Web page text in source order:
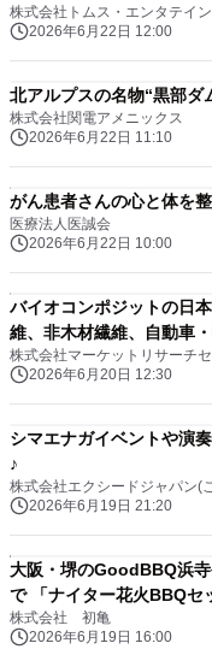
株式会社トムス・エンタテイ
2026年6月22日 12:00
北アルプスの名物“黒部ダ
株式会社関電アメニックス
2026年6月22日 11:10
がん患者さんの心と体を
医療法人医誠会
2026年6月22日 10:00
バイオコンポジットの日
維、非木材繊維、自動車
株式会社マーケットリサーチ
2026年6月20日 12:30
シマエナガイベントや演
♪
株式会社エクシードジャパン(
2026年6月19日 21:20
大阪・堺のGoodBBQ浜
で 「ナイター花火BBQセ
株式会社 初亀
2026年6月19日 16:00